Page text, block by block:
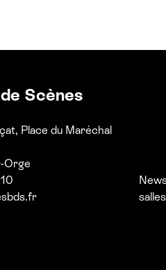
Scènes
Place du Maréchal
Orge
salles